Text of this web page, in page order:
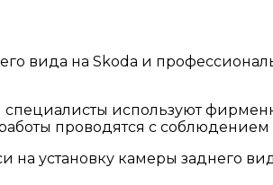
вида на Skoda и
используют
проводятся с соблюдением
на установку камеры заднего